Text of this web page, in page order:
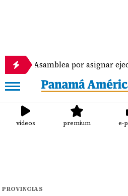
por asignar ejecución de
videos premium e-
PROVINCIAS